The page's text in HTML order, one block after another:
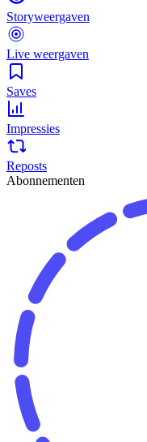
Storyweergaven
Live weergaven
Saves
Impressies
Reposts
Abonnementen